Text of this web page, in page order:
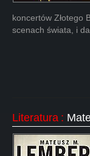
koncertów Złotego
scenach świata, i
Literatura :